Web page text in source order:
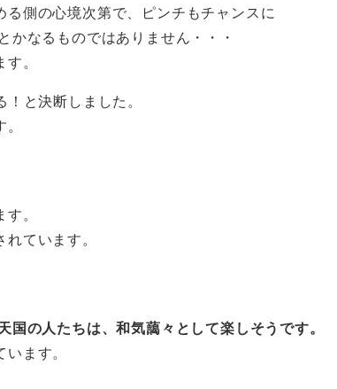
側の心境次第で、ピンチもチャンスに
なるものではありません・・・
。
と決断しました。
。
ています。
国の人たちは、和気藹々として楽しそうです。
ます。